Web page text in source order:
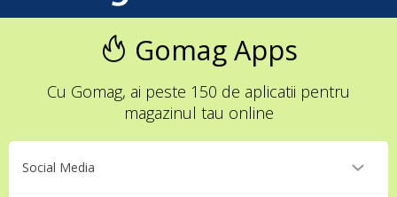
Gomag Apps
Cu Gomag, ai peste 150 de aplicatii pentru
magazinul tau online